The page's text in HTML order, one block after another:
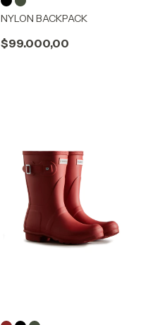
NYLON BACKPACK
$99.000,00